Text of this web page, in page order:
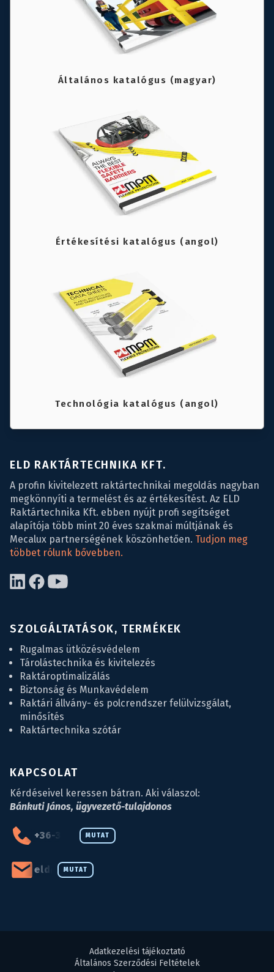
Általános katalógus (magyar)
Értékesítési katalógus (angol)
Technológia katalógus (angol)
ELD RAKTÁRTECHNIKA KFT.
A profin kivitelezett raktártechnikai megoldás nagyban
megkönnyíti a termelést és az értékesítést. Az ELD
Raktártechnika Kft. ebben nyújt profi segítséget
alapítója több mint 20 éves szakmai múltjának és
Mecalux partnerségének köszönhetően. Tudjon meg
többet rólunk bővebben.
SZOLGÁLTATÁSOK, TERMÉKEK
Rugalmas ütközésvédelem
Tárolástechnika és kivitelezés
Raktároptimalizálás
Biztonság és Munkavédelem
Raktári állvány- és polcrendszer felülvizsgálat,
minősítés
Raktártechnika szótár
KAPCSOLAT
Kérdéseivel keressen bátran. Aki válaszol:
Bánkuti János, ügyvezető-tulajdonos
MUTAT
+36-34-590-027
MUTAT
eld@eld.hu
Adatkezelési tájékoztató
Általános Szerződési Feltételek